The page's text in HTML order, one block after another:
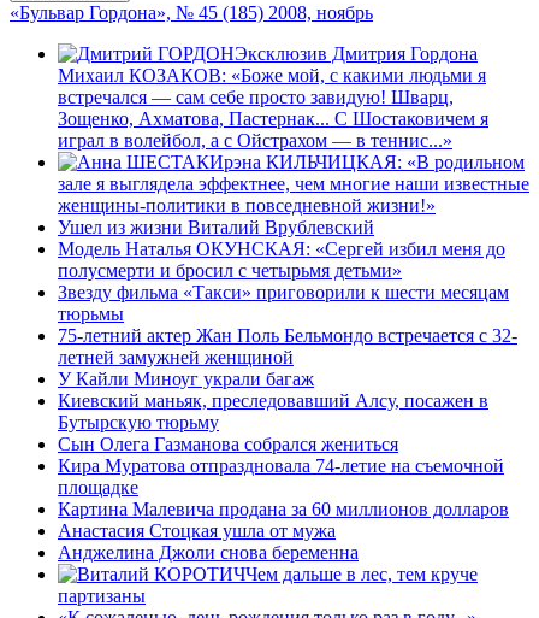
«Бульвар Гордона», № 45 (185) 2008, ноябрь
Эксклюзив Дмитрия Гордона
Михаил КОЗАКОВ: «Боже мой, с какими людьми я
встречался — сам себе просто завидую! Шварц,
Зощенко, Ахматова, Пастернак... С Шостаковичем я
играл в волейбол, а с Ойстрахом — в теннис...»
Ирэна КИЛЬЧИЦКАЯ: «В родильном
зале я выглядела эффектнее, чем многие наши известные
женщины-политики в повседневной жизни!»
Ушел из жизни Виталий Врублевский
Модель Наталья ОКУНСКАЯ: «Сергей избил меня до
полусмерти и бросил с четырьмя детьми»
Звезду фильма «Такси» приговорили к шести месяцам
тюрьмы
75-летний актер Жан Поль Бельмондо встречается с 32-
летней замужней женщиной
У Кайли Миноуг украли багаж
Киевский маньяк, преследовавший Алсу, посажен в
Бутырскую тюрьму
Сын Олега Газманова собрался жениться
Кира Муратова отпраздновала 74-летие на съемочной
площадке
Картина Малевича продана за 60 миллионов долларов
Анастасия Стоцкая ушла от мужа
Анджелина Джоли снова беременна
Чем дальше в лес, тем круче
партизаны